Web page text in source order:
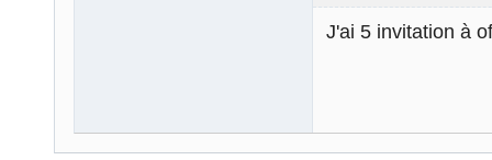
J'ai 5 invitation à